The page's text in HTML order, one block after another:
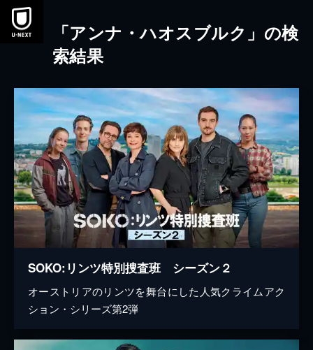
本文へスキップ
「アンナ・ハオスブルク」の検
索結果
SOKO:リンツ特別捜査班 シーズン２
オーストリアのリンツを舞台にした人気クライムアク
ション・シリーズ第2弾